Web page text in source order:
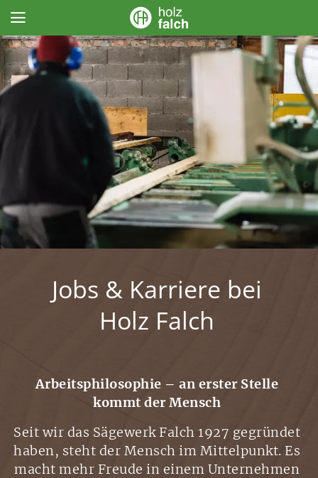
Jobs & Karriere bei
Holz Falch
Arbeitsphilosophie – an erster Stelle
kommt der Mensch
Seit wir das Sägewerk Falch 1927 gegründet
haben, steht der Mensch im Mittelpunkt. Es
macht mehr Freude in einem Unternehmen